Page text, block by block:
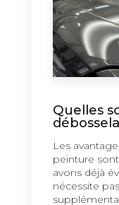
Quelles
Les
peinture
avons déjà
nécessite